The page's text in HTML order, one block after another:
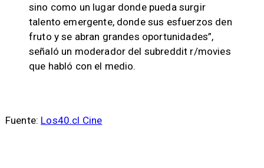
sino como un lugar donde pueda surgir
talento emergente, donde sus esfuerzos den
fruto y se abran grandes oportunidades”,
señaló un moderador del subreddit r/movies
que habló con el medio.
Fuente: Los40.cl Cine